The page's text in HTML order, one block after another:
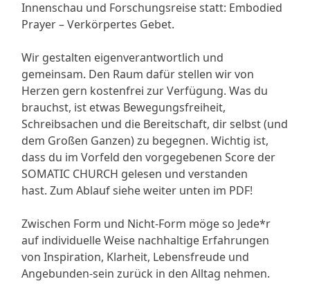
Innenschau und Forschungsreise statt: Embodied
Prayer – Verkörpertes Gebet.
Wir gestalten eigenverantwortlich und
gemeinsam. Den Raum dafür stellen wir von
Herzen gern kostenfrei zur Verfügung. Was du
brauchst, ist etwas Bewegungsfreiheit,
Schreibsachen und die Bereitschaft, dir selbst (und
dem Großen Ganzen) zu begegnen. Wichtig ist,
dass du im Vorfeld den vorgegebenen Score der
SOMATIC CHURCH gelesen und verstanden
hast. Zum Ablauf siehe weiter unten im PDF!
Zwischen Form und Nicht-Form möge so Jede*r
auf individuelle Weise nachhaltige Erfahrungen
von Inspiration, Klarheit, Lebensfreude und
Angebunden-sein zurück in den Alltag nehmen.